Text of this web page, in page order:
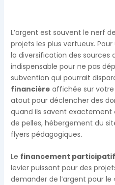
L’argent est souvent le nerf
projets les plus vertueux.
la diversification des sources
indispensable pour ne pas
subvention qui pourrait
financière affichée sur
atout pour déclencher des
quand ils savent exactement
de pelles, hébergement du
flyers pédagogiques.
Le financement participatif
levier puissant pour des
demander de l’argent pour